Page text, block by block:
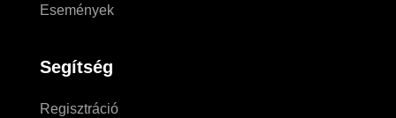
Események
Segítség
Regisztráció